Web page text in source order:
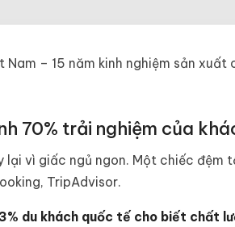
– 15 năm kinh nghiệm sản xuất
70% trải nghiệm của
vì giấc ngủ ngon. Một chiếc
TripAdvisor.
du khách quốc tế cho biết chất